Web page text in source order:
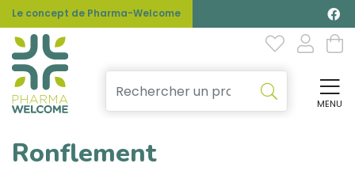
Le concept de Pharma-Welcome
MENU
Ronflement